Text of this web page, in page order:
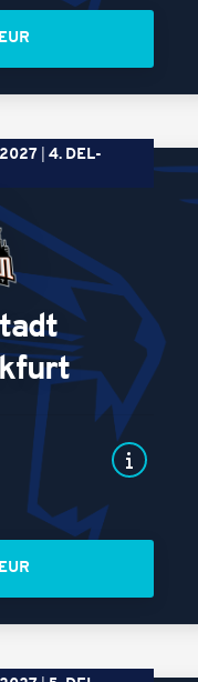
4. DEL-